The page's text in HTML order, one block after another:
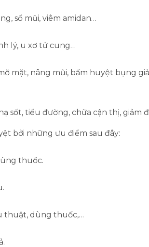
sổ mũi, viêm amidan…
lý, u xơ tử cung…
mặt, nâng mũi, bấm huyệt bụng
sốt, tiểu đường, chữa cận thị, giảm
bởi những ưu điểm sau đây:
thuốc.
thuật, dùng thuốc,…